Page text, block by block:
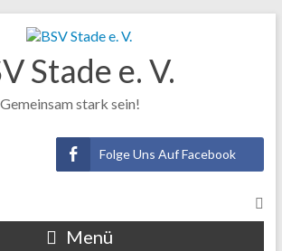
Stade e. V.
Gemeinsam stark sein!
Folge Uns Auf Facebook
Menü